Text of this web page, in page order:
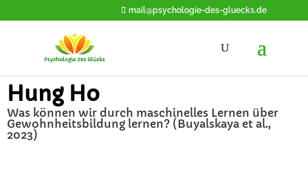
mail@psychologie-des-gluecks.de
Hung Ho
Was können wir durch maschinelles Lernen über
Gewohnheitsbildung lernen? (Buyalskaya et al.,
2023)